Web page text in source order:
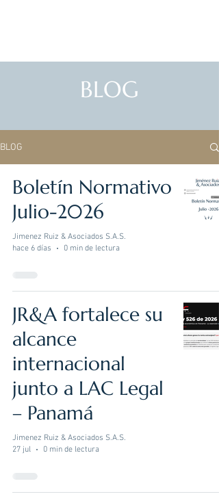
BLOG
BLOG
Boletín Normativo
Julio-2026
Jimenez Ruiz & Asociados S.A.S.
hace 6 días
0 min de lectura
JR&A fortalece su
alcance
internacional
junto a LAC Legal
– Panamá
Jimenez Ruiz & Asociados S.A.S.
27 jul
0 min de lectura